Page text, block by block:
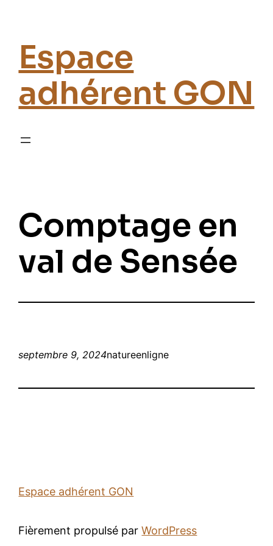
Espace
adhérent GON
Comptage en
val de Sensée
septembre 9, 2024natureenligne
Espace adhérent GON
Fièrement propulsé parWordPress